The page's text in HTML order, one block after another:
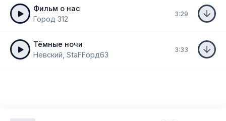
Фильм о нас
Город 312
3:29
Тёмные ночи
Невский, StaFFорд63
3:33